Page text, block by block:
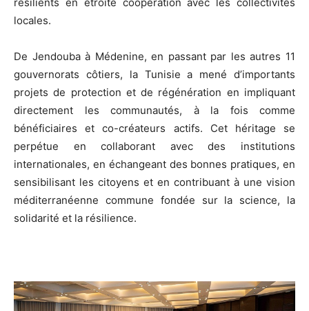
locales.
De Jendouba à Médenine, en passant par les autres 11
gouvernorats côtiers, la Tunisie a mené d’importants
projets de protection et de régénération en impliquant
directement les communautés, à la fois comme
bénéficiaires et co-créateurs actifs. Cet héritage se
perpétue en collaborant avec des institutions
internationales, en échangeant des bonnes pratiques, en
sensibilisant les citoyens et en contribuant à une vision
méditerranéenne commune fondée sur la science, la
solidarité et la résilience.